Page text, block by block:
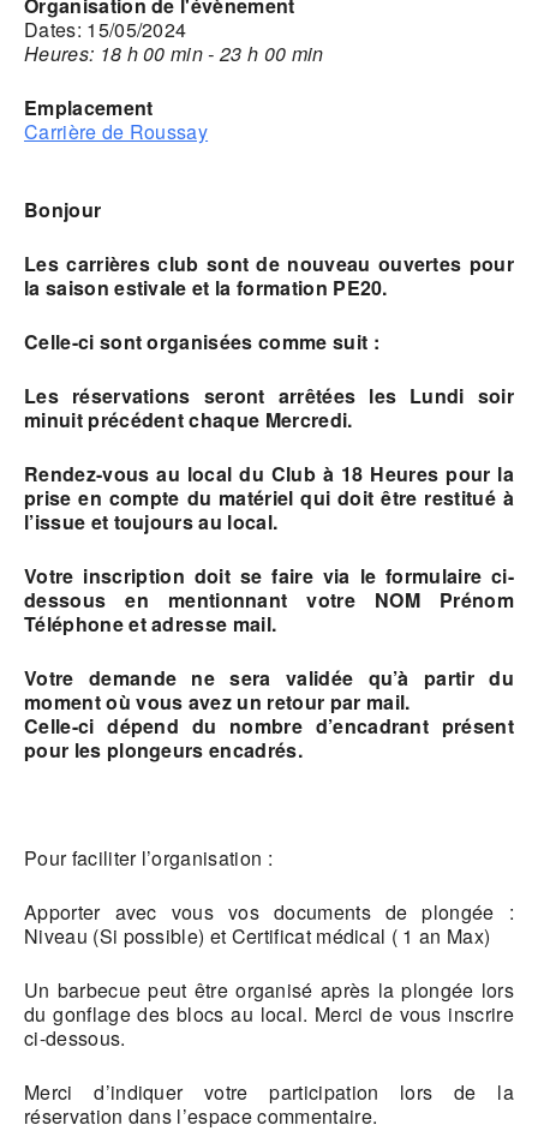
Dates: 15/05/2024
Heures: 18 h 00 min - 23 h 00 min
Emplacement
Carrière de Roussay
Bonjour
Les carrières club sont de nouveau ouvertes pour
la saison estivale et la formation PE20.
Celle-ci sont organisées comme suit :
Les réservations seront arrêtées les Lundi soir
minuit précédent chaque Mercredi.
Rendez-vous au local du Club à 18 Heures pour la
prise en compte du matériel qui doit être restitué à
l’issue et toujours au local.
Votre inscription doit se faire via le formulaire ci-
dessous en mentionnant votre NOM Prénom
Téléphone et adresse mail.
Votre demande ne sera validée qu’à partir du
moment où vous avez un retour par mail.
Celle-ci dépend du nombre d’encadrant présent
pour les plongeurs encadrés.
Pour faciliter l’organisation :
Apporter avec vous vos documents de plongée :
Niveau (Si possible) et Certificat médical ( 1 an Max)
Un barbecue peut être organisé après la plongée lors
du gonflage des blocs au local. Merci de vous inscrire
ci-dessous.
Merci d’indiquer votre participation lors de la
réservation dans l’espace commentaire.